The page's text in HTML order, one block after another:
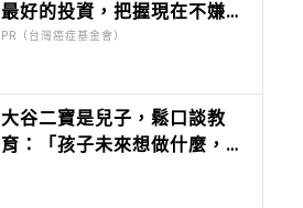
最好的投資，把握現在不嫌
晚！
PR（台灣癌症基金會）
大谷二寶是兒子，鬆口談教
育：「孩子未來想做什麼，應